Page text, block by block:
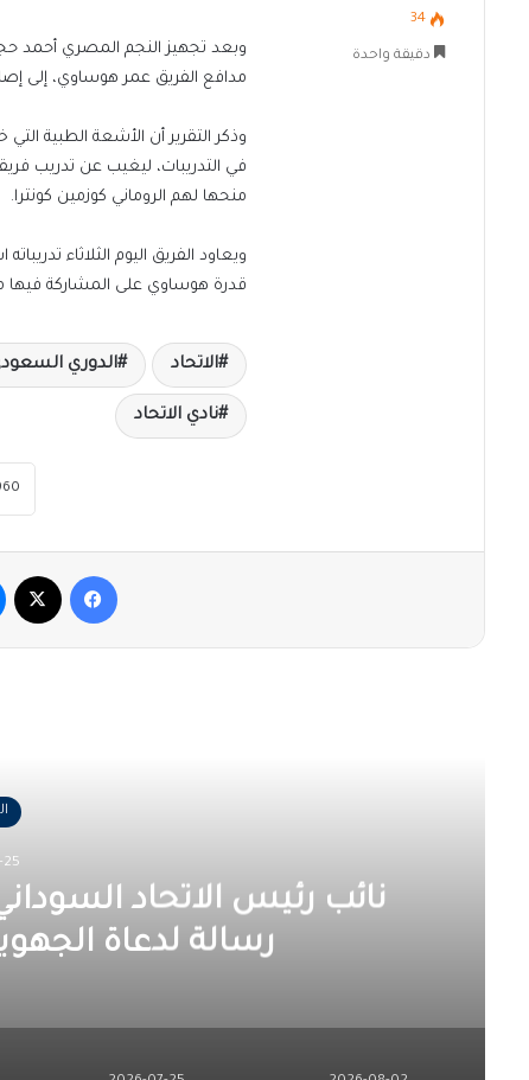
وبعد تجهيز النجم المصري أحمد
مدافع الفريق عمر هوساوي، إلى
وذكر التقرير أن الأشعة الطبية
في التدريبات، ليغيب عن تدريب
منحها لهم الروماني كوزمين كونترا.
ويعاود الفريق اليوم الثلاثاء
قدرة هوساوي على المشاركة فيها
الاتحاد الدوري
نادي الاتحاد
34
دقيقة واحدة
فيسبوك
25
نائب رئيس الاتحاد
رسالة لدعاة